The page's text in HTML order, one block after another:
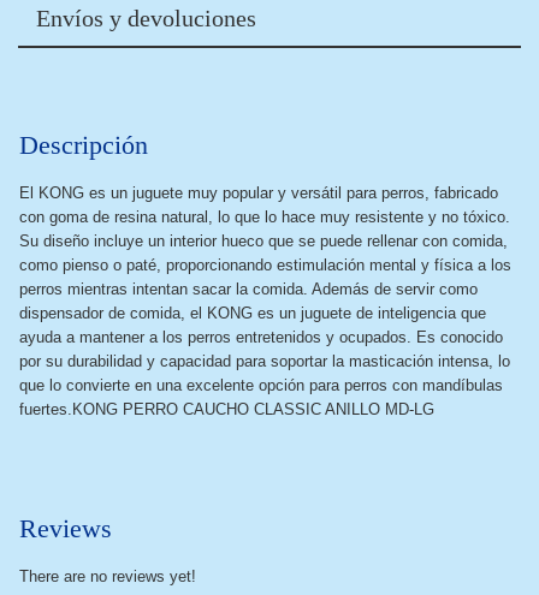
Envíos y devoluciones
Descripción
El KONG es un juguete muy popular y versátil para perros, fabricado
con goma de resina natural, lo que lo hace muy resistente y no tóxico.
Su diseño incluye un interior hueco que se puede rellenar con comida,
como pienso o paté, proporcionando estimulación mental y física a los
perros mientras intentan sacar la comida. Además de servir como
dispensador de comida, el KONG es un juguete de inteligencia que
ayuda a mantener a los perros entretenidos y ocupados. Es conocido
por su durabilidad y capacidad para soportar la masticación intensa, lo
que lo convierte en una excelente opción para perros con mandíbulas
fuertes. KONG PERRO CAUCHO CLASSIC ANILLO MD-LG
Reviews
There are no reviews yet!